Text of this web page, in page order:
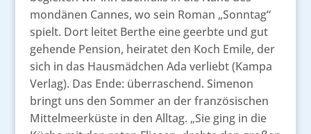
mondänen Cannes, wo sein Roman „Sonntag“
spielt. Dort leitet Berthe eine geerbte und gut
gehende Pension, heiratet den Koch Emile, der
sich in das Hausmädchen Ada verliebt (Kampa
Verlag). Das Ende: überraschend. Simenon
bringt uns den Sommer an der französischen
Mittelmeerküste in den Alltag. „Sie ging in die